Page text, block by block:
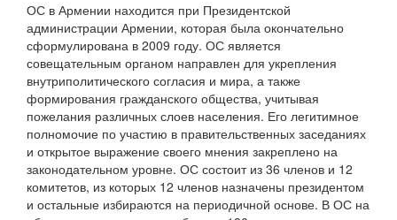
ОС в Армении находится при Президентской
администрации Армении, которая была окончательно
сформулирована в 2009 году. ОС является
совещательным органом направлен для укрепления
внутриполитического согласия и мира, а также
формирования гражданского общества, учитывая
пожелания различных слоев населения. Его легитимное
полномочие по участию в правительственных заседаниях
и открытое выражение своего мнения закреплено на
законодательном уровне. ОС состоит из 36 членов и 12
комитетов, из которых 12 членов назначены президентом
и остальные избираются на периодичной основе. В ОС на